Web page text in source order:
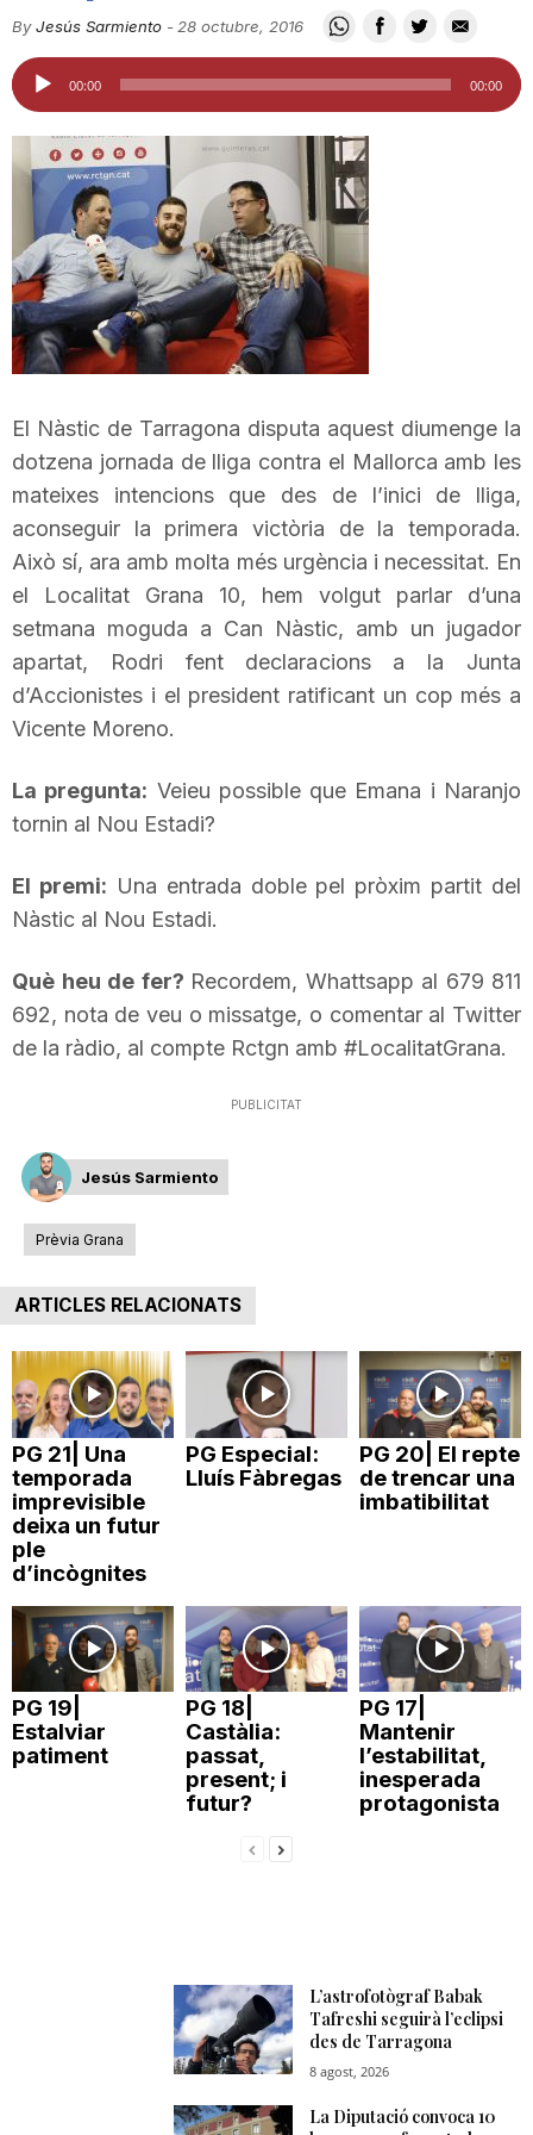
i
t
a
t
e
T
a
r
o
a
By Jesús Sarmiento - 28 octubre, 2016
Reproductor
d'àudio
00:00 00:00
El Nàstic de Tarragona disputa aquest diumenge la
dotzena jornada de lliga contra el Mallorca amb les
mateixes intencions que des de l’inici de lliga,
aconseguir la primera victòria de la temporada.
Això sí, ara amb molta més urgència i necessitat. En
el Localitat Grana 10, hem volgut parlar d’una
setmana moguda a Can Nàstic, amb un jugador
apartat, Rodri fent declaracions a la Junta
d’Accionistes i el president ratificant un cop més a
Vicente Moreno.
La pregunta: Veieu possible que Emana i Naranjo
tornin al Nou Estadi?
El premi: Una entrada doble pel pròxim partit del
Nàstic al Nou Estadi.
Què heu de fer? Recordem, Whattsapp al 679 811
692, nota de veu o missatge, o comentar al Twitter
de la ràdio, al compte Rctgn amb #LocalitatGrana.
PUBLICITAT
Jesús Sarmiento
Prèvia Grana
ARTICLES RELACIONATS
PG 21| Una
temporada
imprevisible
deixa un futur
ple
d’incògnites
PG Especial:
Lluís Fàbregas
PG 20| El repte
de trencar una
imbatibilitat
PG 19|
Estalviar
patiment
PG 18|
Castàlia:
passat,
present; i
futur?
PG 17|
Mantenir
l’estabilitat,
inesperada
protagonista